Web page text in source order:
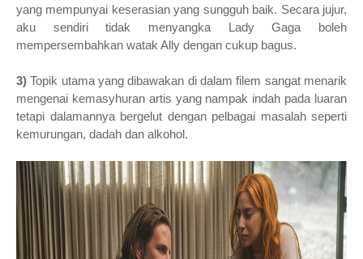
yang mempunyai keserasian yang sungguh baik. Secara jujur,
aku sendiri tidak menyangka Lady Gaga boleh
mempersembahkan watak Ally dengan cukup bagus.
3) Topik utama yang dibawakan di dalam filem sangat menarik
mengenai kemasyhuran artis yang nampak indah pada luaran
tetapi dalamannya bergelut dengan pelbagai masalah seperti
kemurungan, dadah dan alkohol.